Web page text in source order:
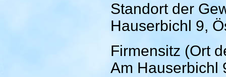
Standort der
Hauserbichl 9,
Firmensitz (Ort
Am Hauserbichl